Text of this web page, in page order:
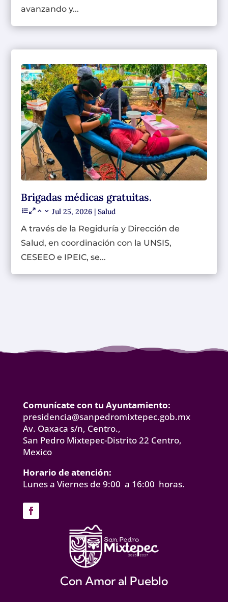
avanzando y...
Brigadas médicas gratuitas.
Jul 25, 2026 |Salud
A través de la Regiduría y Dirección de
Salud, en coordinación con la UNSIS,
CESEEO e IPEIC, se...
Comunícate con tu Ayuntamiento:
presidencia@sanpedromixtepec.gob.mx
Av. Oaxaca s/n, Centro.,
San Pedro Mixtepec-Distrito 22 Centro,
Mexico
Horario de atención:
Lunes a Viernes de 9:00 a 16:00 horas.
Con Amor al Pueblo